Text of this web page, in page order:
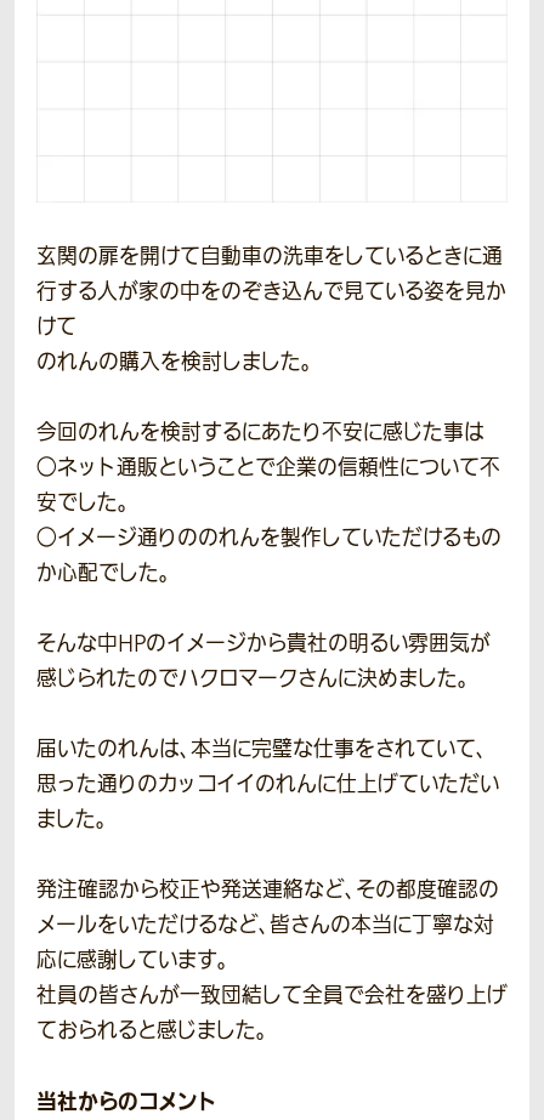
玄関の扉を開けて自動車の洗車をしているときに通
行する人が家の中をのぞき込んで見ている姿を見か
けて
のれんの購入を検討しました。
今回のれんを検討するにあたり不安に感じた事は
○ネット通販ということで企業の信頼性について不
安でした。
○イメージ通りののれんを製作していただけるもの
か心配でした。
そんな中HPのイメージから貴社の明るい雰囲気が
感じられたのでハクロマークさんに決めました。
届いたのれんは、本当に完璧な仕事をされていて、
思った通りのカッコイイのれんに仕上げていただい
ました。
発注確認から校正や発送連絡など、その都度確認の
メールをいただけるなど、皆さんの本当に丁寧な対
応に感謝しています。
社員の皆さんが一致団結して全員で会社を盛り上げ
ておられると感じました。
当社からのコメント